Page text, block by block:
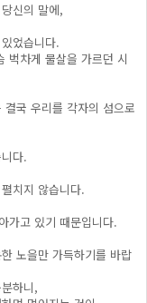
신의 말에,
었습니다.
벅차게 물살을 가르던 시
국 우리를 각자의 섬으로
다.
치지 않습니다.
가고 있기 때문입니다.
노을만 가득하기를 바랍
하니,